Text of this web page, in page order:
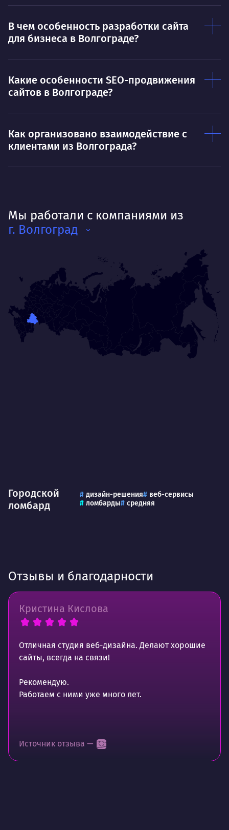
В чем особенность разработки сайта
для бизнеса в Волгограде?
Какие особенности SEO-продвижения
сайтов в Волгограде?
Как организовано взаимодействие с
клиентами из Волгограда?
Мы работали с компаниями из
г. Волгоград
Городской
ломбард
дизайн-решения
веб-сервисы
ломбарды
средняя
Отзывы и благодарности
Кристина Кислова
Отличная студия веб-дизайна. Делают хорошие
сайты, всегда на связи!
Рекомендую.
Работаем с ними уже много лет.
Источник отзыва —